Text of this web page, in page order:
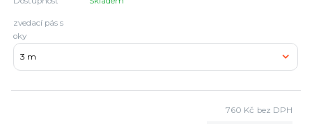
zvedací pás s
oky
760 Kč bez DPH